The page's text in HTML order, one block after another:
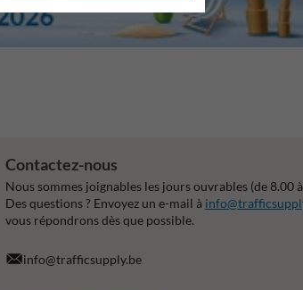
Contactez-nous
Nous sommes joignables les jours ouvrables (de 8.00
Des questions ? Envoyez un e-mail à
vous répondrons dès que possible.
info@trafficsupply.be